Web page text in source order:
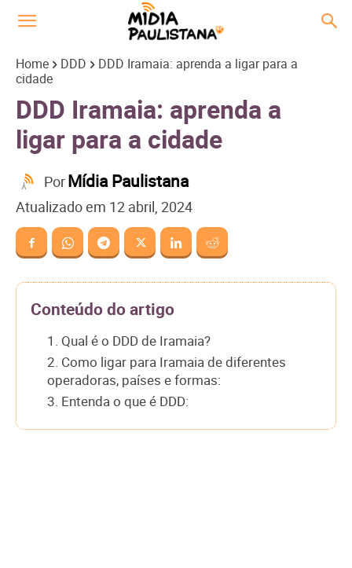
Home DDD
DDD Iramaia: aprenda a ligar para a
cidade
DDD Iramaia: aprenda a
ligar para a cidade
PorMídia Paulistana
Atualizado em 12 abril, 2024
Conteúdo do artigo
1. Qual é o DDD de Iramaia?
2. Como ligar para Iramaia de diferentes
operadoras, países e formas:
3. Entenda o que é DDD: